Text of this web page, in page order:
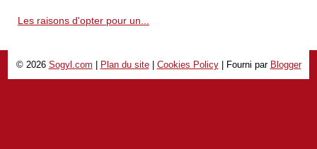
Les raisons d'opter pour un...
© 2026 Sogyl.com Plan du site| Cookies Policy| Fourni par Blogger